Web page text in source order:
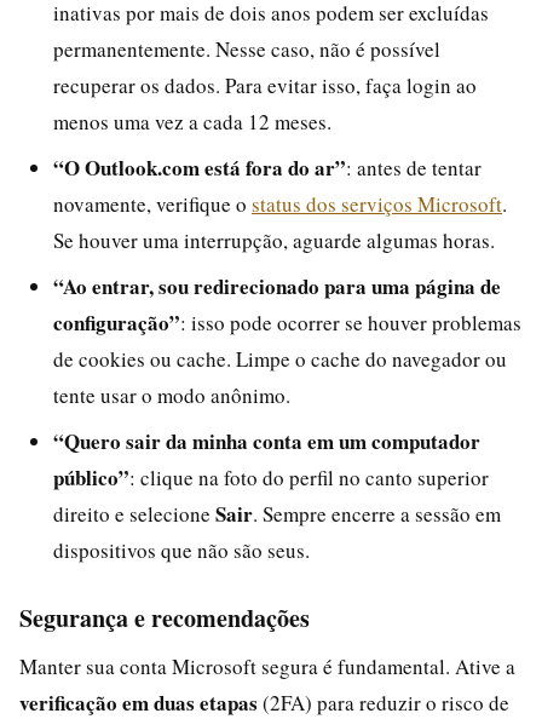
inativas por mais de dois anos podem ser excluídas
permanentemente. Nesse caso, não é possível
recuperar os dados. Para evitar isso, faça login ao
menos uma vez a cada 12 meses.
“O Outlook.com está fora do ar”: antes de tentar
novamente, verifique o status dos serviços Microsoft.
Se houver uma interrupção, aguarde algumas horas.
“Ao entrar, sou redirecionado para uma página de
configuração”: isso pode ocorrer se houver problemas
de cookies ou cache. Limpe o cache do navegador ou
tente usar o modo anônimo.
“Quero sair da minha conta em um computador
público”: clique na foto do perfil no canto superior
direito e selecione Sair. Sempre encerre a sessão em
dispositivos que não são seus.
Segurança e recomendações
Manter sua conta Microsoft segura é fundamental. Ative a
verificação em duas etapas (2FA) para reduzir o risco de